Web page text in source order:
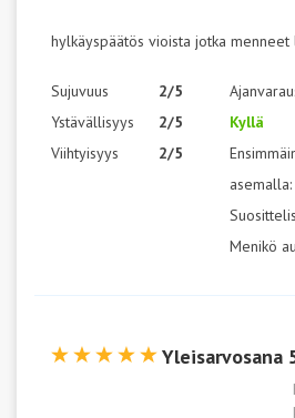
hylkäyspäätös vioista jotka
Sujuvuus
Ystävällisyys
Viihtyisyys
2/5
2/5
2/5
Kyllä
asemalla:
Menikö
Yleisarvosana